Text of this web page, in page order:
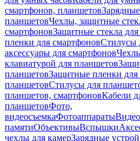
смартфонов, планшетов
планшетовЧехлы, защитные
смартфоновЗащитные стекла
пленки для смартфоновСтилусы
аксессуары для смартфонов
клавиатурой для планшетов
планшетовЗащитные пленки для
планшетовСтилусы для
планшетов, смартфоновКабели
планшетовФото,
видеосъемкаФотоаппараты
памятиОбъективыВспышки
чехлы для камерЗарядные